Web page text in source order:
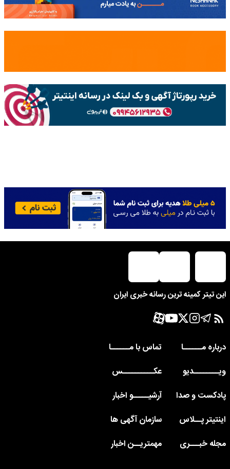
این تیتر کمینه ترین رسانه خبری ایران
درباره مــــــا
تماس با مــــــا
ویــــــــدیو
عکــــــــــس
پادکست و صدا
آرشیـــــو اخبار
اینتیتر پــلاس
سازمان آگهی ها
مجله خبـــری
مهمتریــن اخبار